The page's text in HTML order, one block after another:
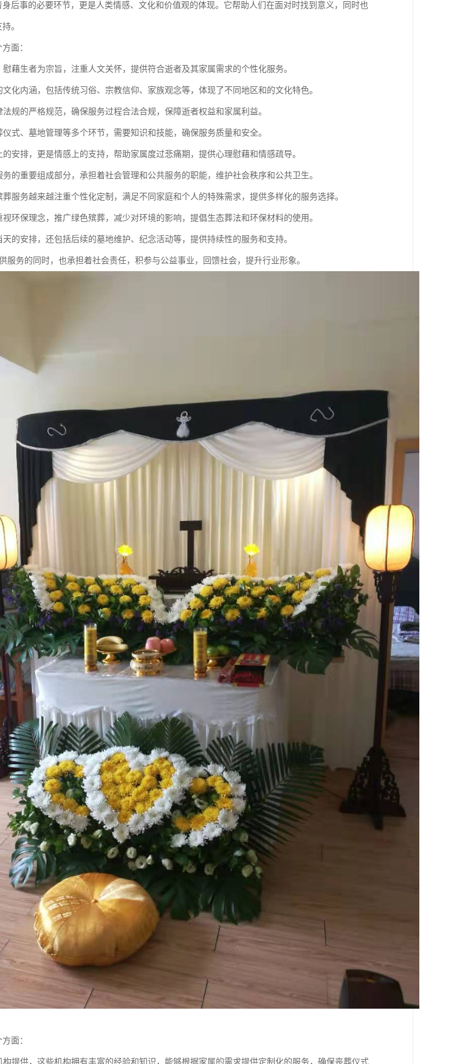
后事的必要环节，更是人类情感、文化和价值观的体现。它帮助人们在面对时找到意义，同时也
。
面：
藉生者为宗旨，注重人文关怀，提供符合逝者及其家属需求的个性化服务。
化内涵，包括传统习俗、宗教信仰、家族观念等，体现了不同地区和的文化特色。
规的严格规范，确保服务过程合法合规，保障逝者权益和家属利益。
式、墓地管理等多个环节，需要知识和技能，确保服务质量和安全。
安排，更是情感上的支持，帮助家属度过悲痛期，提供心理慰藉和情感疏导。
的重要组成部分，承担着社会管理和公共服务的职能，维护社会秩序和公共卫生。
服务越来越注重个性化定制，满足不同家庭和个人的特殊需求，提供多样化的服务选择。
环保理念，推广绿色殡葬，减少对环境的影响，提倡生态葬法和环保材料的使用。
的安排，还包括后续的墓地维护、纪念活动等，提供持续性的服务和支持。
服务的同时，也承担着社会责任，积参与公益事业，回馈社会，提升行业形象。
面：
提供，这些机构拥有丰富的经验和知识，能够根据家属的需求提供定制化的服务，确保丧葬仪式